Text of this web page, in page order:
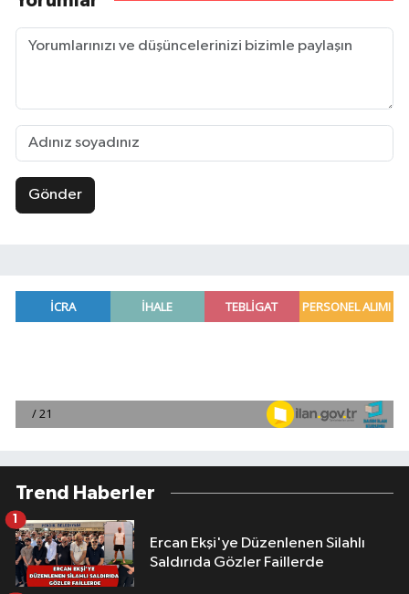
Gönder
Trend Haberler
Ercan Ekşi'ye Düzenlenen Silahlı
Saldırıda Gözler Faillerde
1